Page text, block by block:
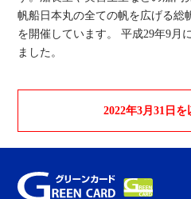
帆船日本丸の全ての帆を広げる総
を開催しています。 平成29年9月
ました。
2022年3月31日